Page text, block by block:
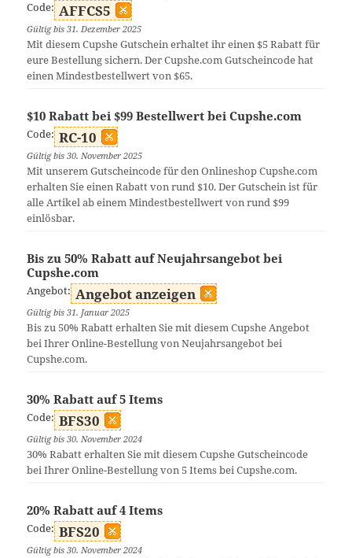
Code: AFFCS5
Gültig bis 31. Dezember 2025
Mit diesem Cupshe Gutschein erhaltet ihr einen $5 Rabatt für
eure Bestellung sichern. Der Cupshe.com Gutscheincode hat
einen Mindestbestellwert von $65.
$10 Rabatt bei $99 Bestellwert bei Cupshe.com
Code: RC-10
Gültig bis 30. November 2025
Mit unserem Gutscheincode für den Onlineshop Cupshe.com
erhalten Sie einen Rabatt von rund $10. Der Gutschein ist für
alle Artikel ab einem Mindestbestellwert von rund $99
einlösbar.
Bis zu 50% Rabatt auf Neujahrsangebot bei
Cupshe.com
Angebot: Angebot anzeigen
Gültig bis 31. Januar 2025
Bis zu 50% Rabatt erhalten Sie mit diesem Cupshe Angebot
bei Ihrer Online-Bestellung von Neujahrsangebot bei
Cupshe.com.
30% Rabatt auf 5 Items
Code: BFS30
Gültig bis 30. November 2024
30% Rabatt erhalten Sie mit diesem Cupshe Gutscheincode
bei Ihrer Online-Bestellung von 5 Items bei Cupshe.com.
20% Rabatt auf 4 Items
Code: BFS20
Gültig bis 30. November 2024